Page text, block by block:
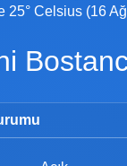
Celsius (16